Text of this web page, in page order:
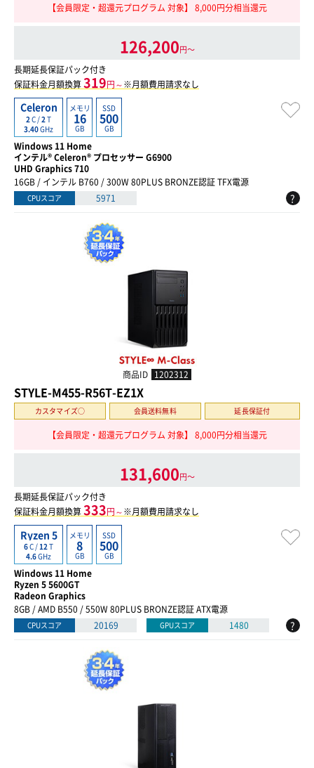
【会員限定・超還元プログラム 対象】 8,000円分相当還元
126,200円〜
長期延長保証パック付き
保証料金月額換算319円～※月額費用請求なし
Celeron
2 C /2 T
3.40GHz
メモリ
16
GB
SSD
500
GB
Windows 11 Home
インテル® Celeron® プロセッサー G6900
UHD Graphics 710
16GB / インテル B760 / 300W 80PLUS BRONZE認証 TFX電源
CPUスコア 5971 ?
商品ID 1202312
STYLE-M455-R56T-EZ1X
カスタマイズ○ 会員送料無料 延長保証付
【会員限定・超還元プログラム 対象】 8,000円分相当還元
131,600円〜
長期延長保証パック付き
保証料金月額換算333円～※月額費用請求なし
Ryzen 5
6C / 12 T
4.6GHz
メモリ
8
GB
SSD
500
GB
Windows 11 Home
Ryzen 5 5600GT
Radeon Graphics
8GB / AMD B550 / 550W 80PLUS BRONZE認証 ATX電源
CPUスコア 20169 GPUスコア 1480 ?